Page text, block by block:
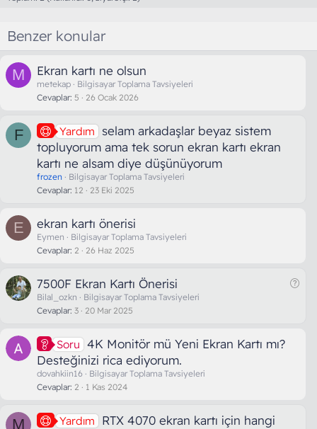
Benzer konular
M Ekran kartı ne olsun
metekap
Bilgisayar Toplama Tavsiyeleri
Cevaplar 5 26 Ocak 2026
F Yardım
selam arkadaşlar beyaz sistem
topluyorum ama tek sorun ekran kartı ekran
kartı ne alsam diye düşünüyorum
frozen
Bilgisayar Toplama Tavsiyeleri
Cevaplar 12 23 Eki 2025
E ekran kartı önerisi
Eymen
Bilgisayar Toplama Tavsiyeleri
Cevaplar 2 26 Haz 2025
7500F Ekran Kartı Önerisi
Bilal_ozkn
Bilgisayar Toplama Tavsiyeleri
Cevaplar 3 20 Mar 2025
Soru 4K Monitör mü Yeni Ekran Kartı mı?
Desteğinizi rica ediyorum.
dovahkiin16
Bilgisayar Toplama Tavsiyeleri
Cevaplar 2 1 Kas 2024
M Yardım
RTX 4070 ekran kartı için hangi